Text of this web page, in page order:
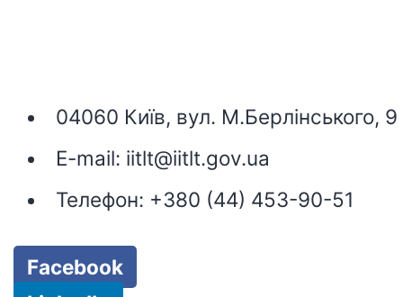
04060 Київ, вул. М.Берлінського, 9
E-mail: iitlt@iitlt.gov.ua
Телефон: +380 (44) 453-90-51
Facebook